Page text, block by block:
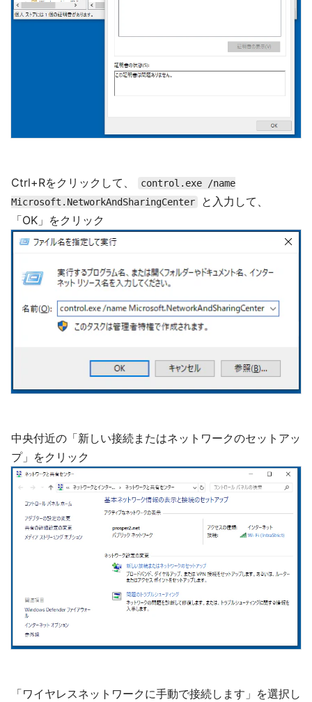
Ctrl+Rをクリックして、
control.exe /name
Microsoft.NetworkAndSharingCenter
と入力して、
「OK」をクリック
中央付近の「新しい接続またはネットワークのセットアッ
プ」をクリック
「ワイヤレスネットワークに手動で接続します」を選択し